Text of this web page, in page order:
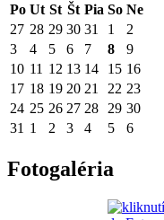
Po Ut St Št Pia So Ne
27 28 29 30 31 1
2
3
4 5 6 7 8
9
10 11 12 13 14 15 16
17 18 19 20 21 22 23
24 25 26 27 28 29 30
31 1 2 3 4 5 6
Fotogaléria